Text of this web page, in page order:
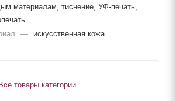
материалам, тиснение, УФ-печать,
— искусственная кожа
товары категории